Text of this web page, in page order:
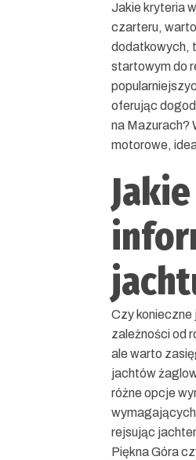
Jakie kryteria
czarteru,
dodatkowych,
startowym do
oferując
na Mazurach?
motorowe,
Czy konieczne
zależności od
ale warto
jachtów
różne opcje
rejsując
Piękna Góra